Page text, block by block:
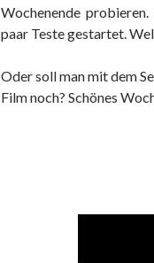
Wochenende
paar Teste gestartet.
Oder soll man mit dem
Film noch? Schönes